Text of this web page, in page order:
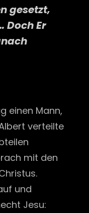
gesetzt,
Doch Er
einen Mann,
verteilte
mit den
und
Jesu: